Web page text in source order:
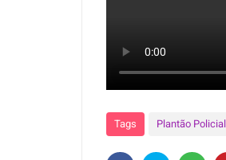
Tags Plantão Policial